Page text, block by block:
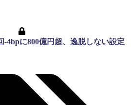
-4bpに800億円超、逸脱しない設定